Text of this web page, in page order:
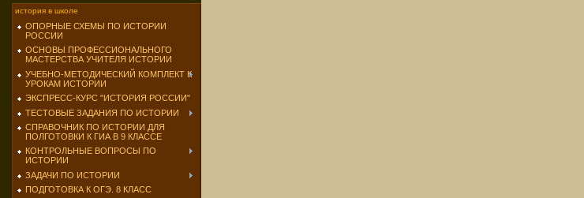
история в школе
ОПОРНЫЕ СХЕМЫ ПО ИСТОРИИ
РОССИИ
ОСНОВЫ ПРОФЕССИОНАЛЬНОГО
МАСТЕРСТВА УЧИТЕЛЯ ИСТОРИИ
УЧЕБНО-МЕТОДИЧЕСКИЙ КОМПЛЕКТ К
УРОКАМ ИСТОРИИ
ЭКСПРЕСС-КУРС "ИСТОРИЯ РОССИИ"
ТЕСТОВЫЕ ЗАДАНИЯ ПО ИСТОРИИ
СПРАВОЧНИК ПО ИСТОРИИ ДЛЯ
ПОЛГОТОВКИ К ГИА В 9 КЛАССЕ
КОНТРОЛЬНЫЕ ВОПРОСЫ ПО
ИСТОРИИ
ЗАДАЧИ ПО ИСТОРИИ
ПОДГОТОВКА К ОГЭ. 8 КЛАСС